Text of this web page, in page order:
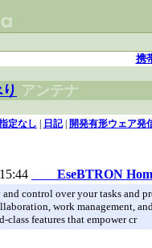
携
アンテナ
定なし 日記| 開発有形ウェア発
EseBTRON
control over your tasks and
work management,
class features that empower cr